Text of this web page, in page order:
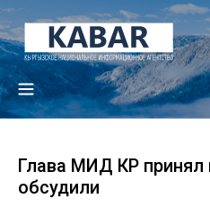
Глава МИД КР принял
обсудили